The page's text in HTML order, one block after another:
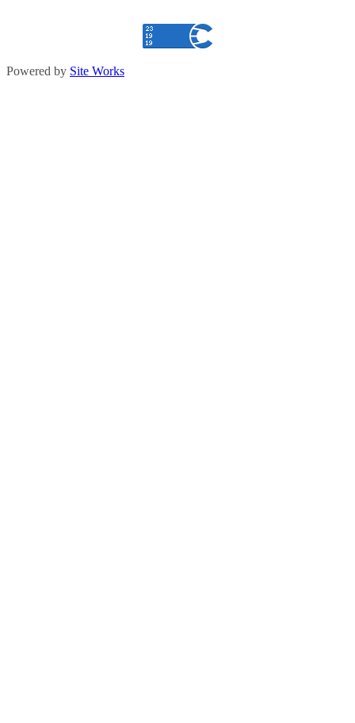
Powered by Site Works